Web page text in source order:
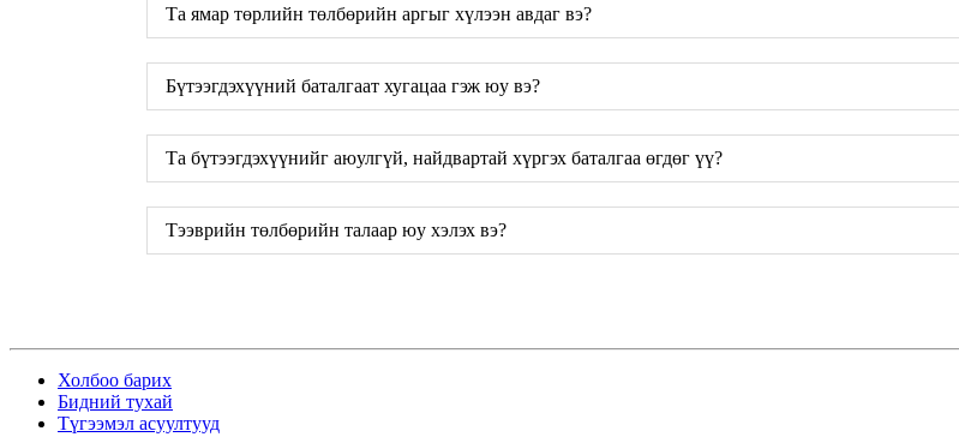
Та ямар төрлийн төлбөрийн аргыг хүлээн авдаг вэ?
Бүтээгдэхүүний баталгаат хугацаа гэж юу вэ?
Та бүтээгдэхүүнийг аюулгүй, найдвартай хүргэх баталгаа өгдөг үү?
Тээврийн төлбөрийн талаар юу хэлэх вэ?
Холбоо барих
Бидний тухай
Түгээмэл асуултууд